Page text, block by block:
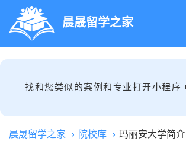
晨晟留学之家
找和您类似的案例和专业打开小程序
晨晟留学之家 院校库 玛丽安大学简介